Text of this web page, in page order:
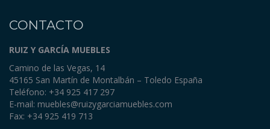
CONTACTO
RUIZ Y GARCÍA MUEBLES
Camino de las Vegas, 14
45165 San Martín de Montalbán – Toledo España
Teléfono: +34 925 417 297
E-mail: muebles@ruizygarciamuebles.com
Fax: +34 925 419 713